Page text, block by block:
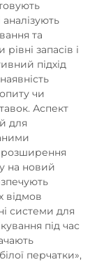
та
запасів і
підхід
чи
Аспект
для
на новий
відмов
системи для
під час
перчатки»,